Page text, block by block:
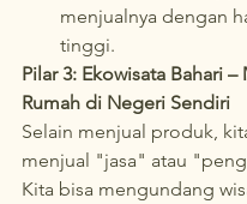
menjualnya dengan
tinggi.
Pilar 3: Ekowisata Bahari
Rumah di Negeri Sendiri
Selain menjual produk,
menjual "jasa" atau
Kita bisa mengundang